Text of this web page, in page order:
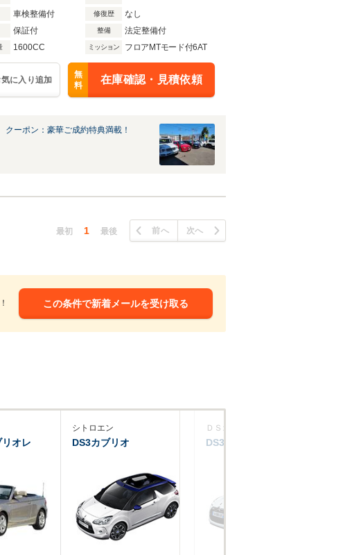
車検整備付 修復歴 なし
保証付 整備 法定整備付
1600CC ミッション フロアMTモード付6AT
気に入り追加
無
料
在庫確認・見積依頼
クーポン：豪華ご成約特典満載！
最初 1 最後 前へ 次へ
この条件で新着メールを受け取る
オレ
シトロエン
DS3カブリオ
ＤＳオートモビル
DS3カブリオ